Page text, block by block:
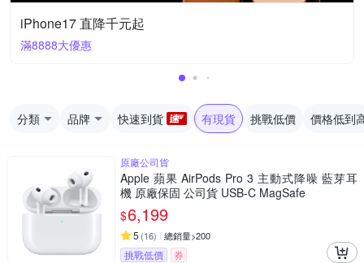
iPhone17 直降千元起
滿8888大優惠
分類 品牌 快速到貨 有現貨 挑戰低價 價格低到
原廠公司貨
Apple 蘋果 AirPods Pro 3 主動式降噪 藍芽耳
機 原廠保固 公司貨 USB-C MagSafe
$6,199
5 (16) 總銷量>200
挑戰低價
券